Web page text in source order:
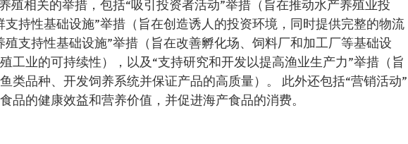
殖相关的举措，包括“吸引投资者活动”举措（旨在推动水产养殖业投
支持性基础设施”举措（旨在创造诱人的投资环境，同时提供完整的物流
殖支持性基础设施”举措（旨在改善孵化场、饲料厂和加工厂等基础设
工业的可持续性），以及“支持研究和开发以提高渔业生产力”举措（旨
类品种、开发饲养系统并保证产品的高质量）。 此外还包括“营销活动”
品的健康效益和营养价值，并促进海产食品的消费。